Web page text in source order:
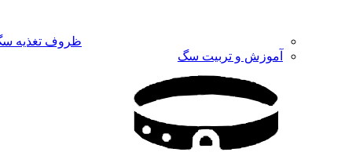
ظروف تغذیه
آموزش و تربیت سگ